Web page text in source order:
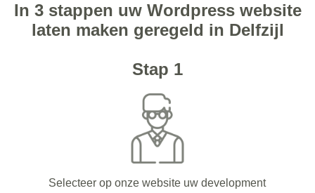
In 3 stappen uw Wordpress website
laten maken geregeld in Delfzijl
Stap 1
Selecteer op onze website uw development